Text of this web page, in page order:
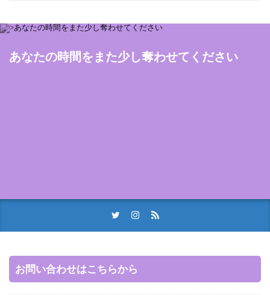
あなたの時間をまた少し奪わせてください
お問い合わせはこちらから